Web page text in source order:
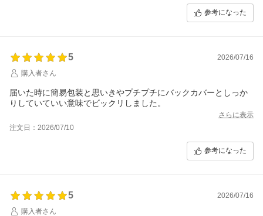
参考になった
5
2026/07/16
購入者さん
届いた時に簡易包装と思いきやプチプチにバックカバーとしっか
りしていていい意味でビックリしました。
さらに表示
注文日：2026/07/10
参考になった
5
2026/07/16
購入者さん